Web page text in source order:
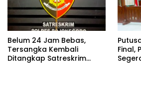
Belum 24 Jam Bebas,
Tersangka Kembali
Ditangkap Satreskrim
Final,